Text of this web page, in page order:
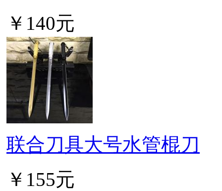
￥140元
联合刀具大号水管棍刀
￥155元